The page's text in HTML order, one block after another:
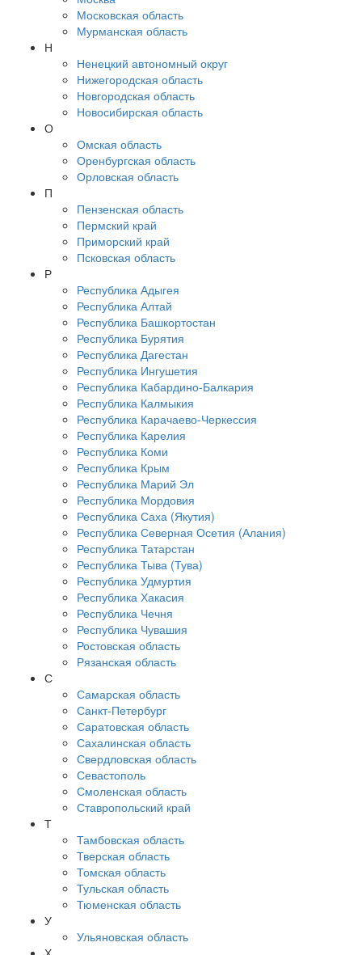
Московская область
Мурманская область
Н
Ненецкий автономный округ
Нижегородская область
Новгородская область
Новосибирская область
О
Омская область
Оренбургская область
Орловская область
П
Пензенская область
Пермский край
Приморский край
Псковская область
Р
Республика Адыгея
Республика Алтай
Республика Башкортостан
Республика Бурятия
Республика Дагестан
Республика Ингушетия
Республика Кабардино-Балкария
Республика Калмыкия
Республика Карачаево-Черкессия
Республика Карелия
Республика Коми
Республика Крым
Республика Марий Эл
Республика Мордовия
Республика Саха (Якутия)
Республика Северная Осетия (Алания)
Республика Татарстан
Республика Тыва (Тува)
Республика Удмуртия
Республика Хакасия
Республика Чечня
Республика Чувашия
Ростовская область
Рязанская область
С
Самарская область
Санкт-Петербург
Саратовская область
Сахалинская область
Свердловская область
Севастополь
Смоленская область
Ставропольский край
Т
Тамбовская область
Тверская область
Томская область
Тульская область
Тюменская область
У
Ульяновская область